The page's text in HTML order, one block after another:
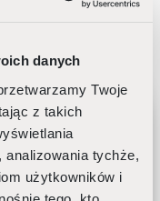
danych
Twoje
z takich
tychże,
użytkowników i
do rytmu